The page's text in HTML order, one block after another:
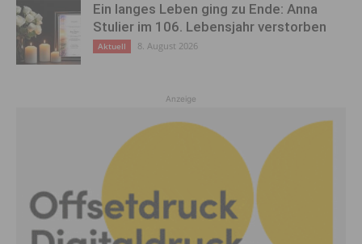
Ein langes Leben ging zu Ende: Anna
Stulier im 106. Lebensjahr verstorben
Aktuell 8. August 2026
Anzeige